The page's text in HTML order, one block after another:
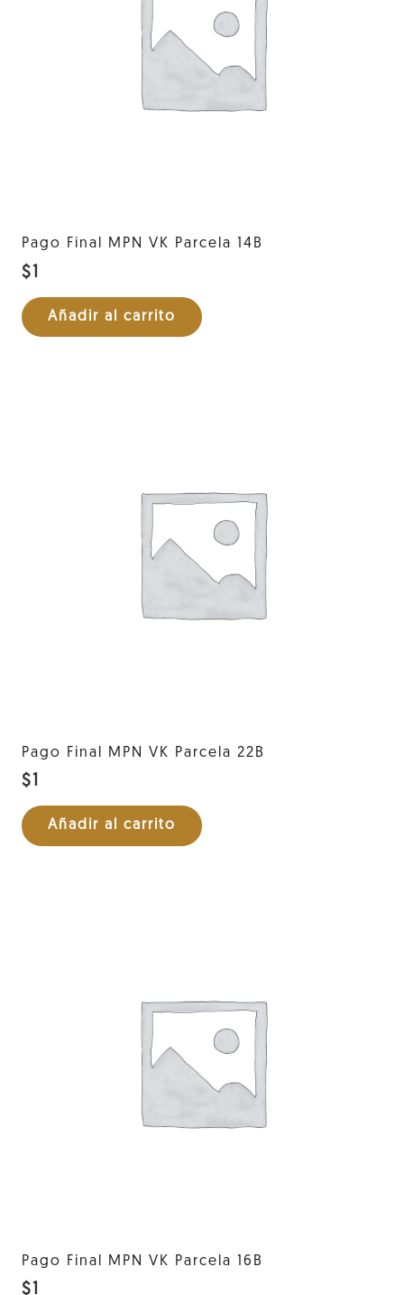
Pago Final MPN VK Parcela 14B
$1
Añadir al carrito
Pago Final MPN VK Parcela 22B
$1
Añadir al carrito
Pago Final MPN VK Parcela 16B
$ 1